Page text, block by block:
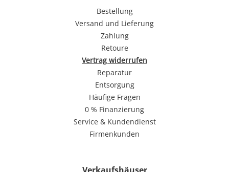
Bestellung
Versand und Lieferung
Zahlung
Retoure
Vertrag widerrufen
Reparatur
Entsorgung
Häufige Fragen
0 % Finanzierung
Service & Kundendienst
Firmenkunden
Verkaufshäuser